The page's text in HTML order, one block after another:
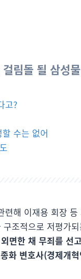
림돌 될 삼성
고?
수는 없어
해 이재용 회장
조적으로 저평가
면한 채 무죄를 선고
화 변호사(경제개